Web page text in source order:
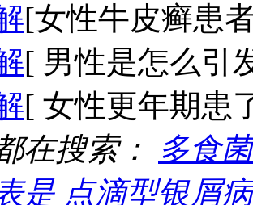
[女性牛皮癣患
[ 男性是怎么引
[ 女性更年期患
在搜索：
多食
是 点滴型银屑